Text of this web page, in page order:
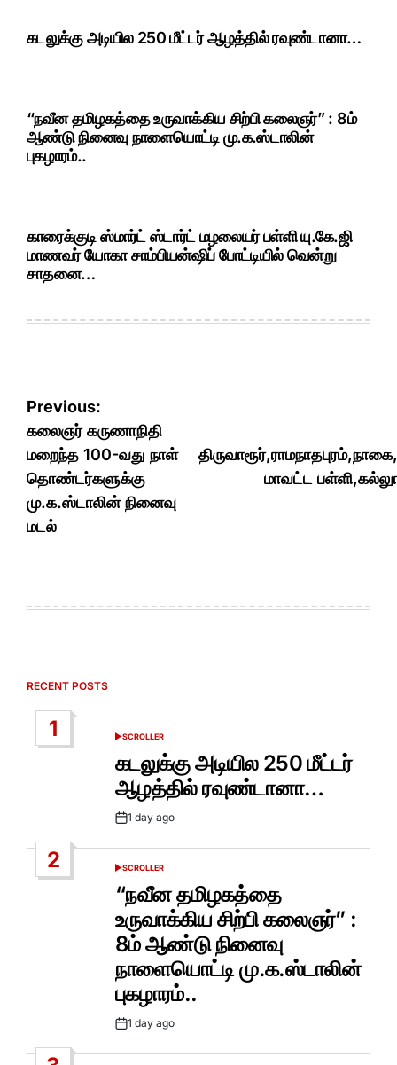
கடலுக்கு அடியில 250 மீட்டர் ஆழத்தில் ரவுண்டானா…
“நவீன தமிழகத்தை உருவாக்கிய சிற்பி கலைஞர்” : 8ம்
ஆண்டு நினைவு நாளையொட்டி மு.க.ஸ்டாலின்
புகழாரம்..
காரைக்குடி ஸ்மார்ட் ஸ்டார்ட் மழலையர் பள்ளி யு.கே.ஜி
மாணவர் யோகா சாம்பியன்ஷிப் போட்டியில் வென்று
சாதனை…
Post
navigation
Previous:
கலைஞர் கருணாநிதி
மறைந்த 100-வது நாள்
தொண்டர்களுக்கு
மு.க.ஸ்டாலின் நினைவு
மடல்
மாவட்ட
RECENT POSTS
1
POSTED
SCROLLER
கடலுக்கு அடியில 250 மீட்டர்
ஆழத்தில் ரவுண்டானா…
Post1 day ago
2
POSTED
IN
SCROLLER
“நவீன தமிழகத்தை
உருவாக்கிய சிற்பி கலைஞர்” :
8ம் ஆண்டு நினைவு
நாளையொட்டி மு.க.ஸ்டாலின்
புகழாரம்..
Post1 day ago